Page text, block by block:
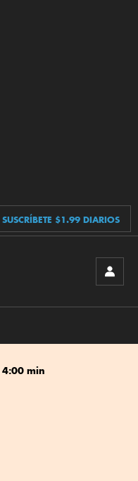
SUSCRÍBETE $1.99 DIARIOS
4:00 min